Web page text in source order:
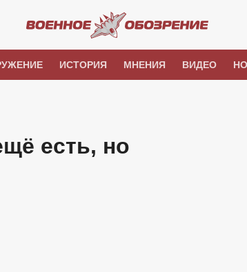
ИСТОРИЯ МНЕНИЯ ВИДЕО
есть, но